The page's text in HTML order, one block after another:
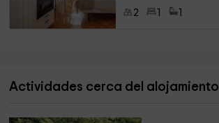
2
Actividades cerca del alojamiento